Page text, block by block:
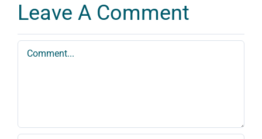
Leave A Comment
Comment